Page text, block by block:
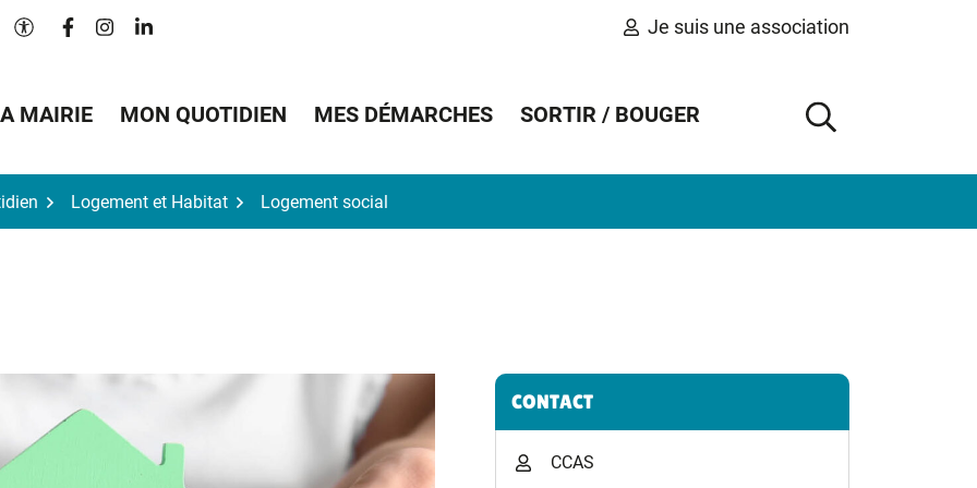
Paramètres d'accessibilité
Lien vers le compte Facebook
Lien vers le compte Instagram
Lien vers le compte Linkedin Je suis une association
MAIRIE MON QUOTIDIEN MES DÉMARCHES SORTIR / BOUGER
AFFICHER
Logement et Habitat Logement social
Informations complémentaires
CONTACT
CCAS